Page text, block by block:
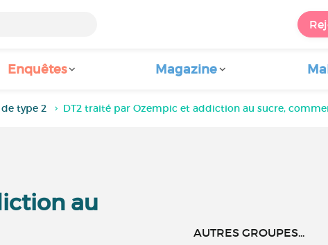
Enquêtes Magazine
type 2 DT2 traité par Ozempic et addiction au sucre,
au
AUTRES GROUPES...